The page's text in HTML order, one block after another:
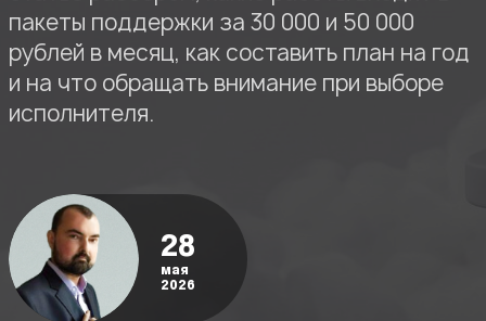
пакеты поддержки за 30 000 и 50 000
рублей в месяц, как составить план на год
и на что обращать внимание при выборе
исполнителя.
28
мая
2026